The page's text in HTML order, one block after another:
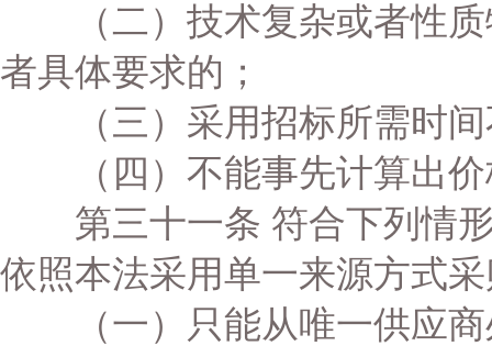
（二）技术复杂或者性质
者具体要求的；
（三）采用招标所需时间
（四）不能事先计算出价
第三十一条 符合下列情形
依照本法采用单一来源方式
（一）只能从唯一供应商